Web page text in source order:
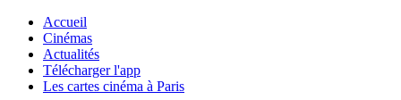
Accueil
Cinémas
Actualités
Télécharger l'app
Les cartes cinéma à Paris